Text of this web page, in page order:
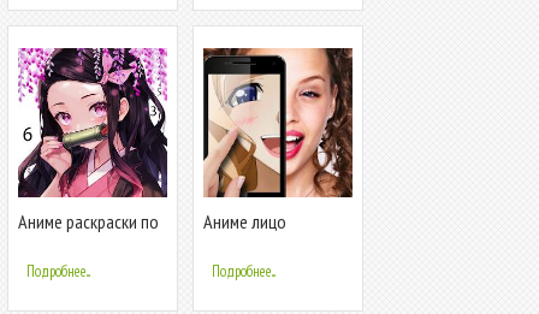
Аниме раскраски по
Подробнее...
Аниме лицо
Подробнее...